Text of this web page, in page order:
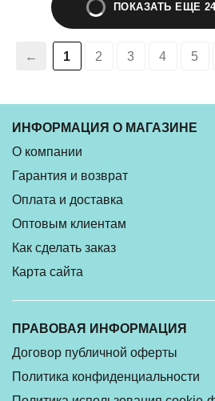
ПОКАЗАТЬ ЕЩЕ
1 2 3 4 5
ИНФОРМАЦИЯ О МАГАЗИНЕ
О компании
Гарантия и возврат
Оплата и доставка
Оптовым клиентам
Как сделать заказ
Карта сайта
ПРАВОВАЯ ИНФОРМАЦИЯ
Договор публичной оферты
Политика конфиденциальности